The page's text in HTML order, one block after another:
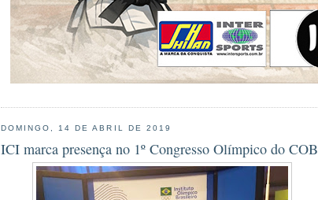
DOMINGO, 14 DE ABRIL DE 2019
ICI marca presença no 1º Congresso Olímpico do COB